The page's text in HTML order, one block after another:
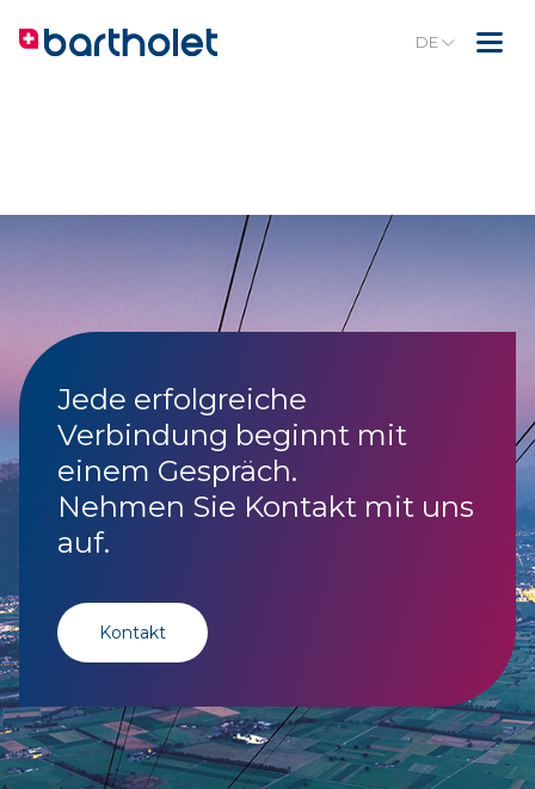
DE
Jede erfolgreiche
Verbindung beginnt mit
einem Gespräch.
Nehmen Sie Kontakt mit uns
auf.
Kontakt